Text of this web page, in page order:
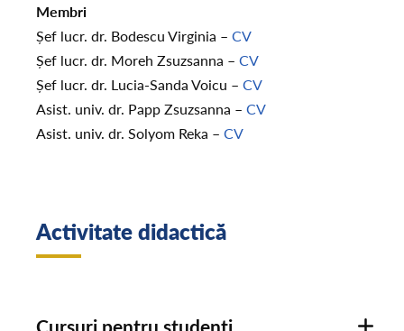
Membri
Șef lucr. dr. Bodescu Virginia – CV
Șef lucr. dr. Moreh Zsuzsanna – CV
Șef lucr. dr. Lucia-Sanda Voicu – CV
Asist. univ. dr. Papp Zsuzsanna – CV
Asist. univ. dr. Solyom Reka – CV
Activitate didactică